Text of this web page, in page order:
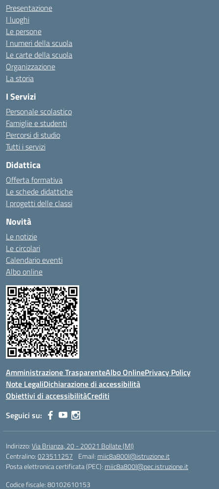
Presentazione
I luoghi
Le persone
I numeri della scuola
Le carte della scuola
Organizzazione
La storia
I Servizi
Personale scolastico
Famiglie e studenti
Percorsi di studio
Tutti i servizi
Didattica
Offerta formativa
Le schede didattiche
I progetti delle classi
Novità
Le notizie
Le circolari
Calendario eventi
Albo online
Amministrazione TrasparenteAlbo OnlinePrivacy Policy
Note LegaliDichiarazione di accessibilità
Obiettivi di accessibilitàCrediti
Seguici su:
Indirizzo:Via Brianza, 20 - 20021 Bollate (MI)
Centralino:023511257 Email: miic8a800l@istruzione.it
Posta elettronica certificata (PEC): miic8a800l@pec.istruzione.it
Codice fiscale: 80102610153